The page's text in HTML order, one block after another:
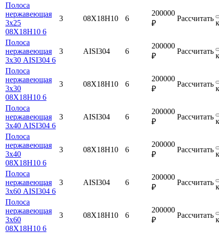
Полоса
нержавеющая
3х25
08Х18Н10 6
3 08Х18Н10 6
200000
₽
Рассчитать
Полоса
нержавеющая
3х30 AISI304 6
3 AISI304 6
200000
₽
Рассчитать
Полоса
нержавеющая
3х30
08Х18Н10 6
3 08Х18Н10 6
200000
₽
Рассчитать
Полоса
нержавеющая
3х40 AISI304 6
3 AISI304 6
200000
₽
Рассчитать
Полоса
нержавеющая
3х40
08Х18Н10 6
3 08Х18Н10 6
200000
₽
Рассчитать
Полоса
нержавеющая
3х60 AISI304 6
3 AISI304 6
200000
₽
Рассчитать
Полоса
нержавеющая
3х60
08Х18Н10 6
3 08Х18Н10 6
200000
₽
Рассчитать